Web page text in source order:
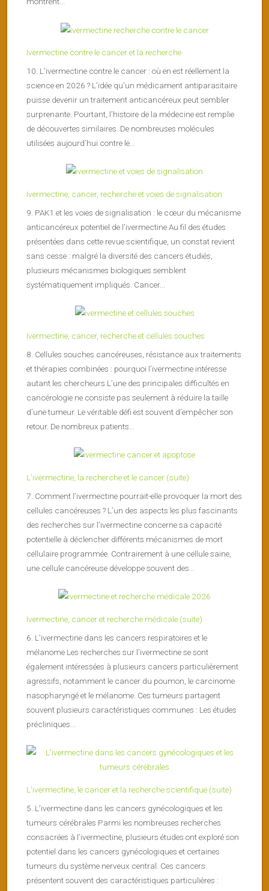
Ivermectine contre le cancer et la recherche
10. L’ivermectine contre le cancer : où en est réellement la
science en 2026 ? L’idée qu’un médicament antiparasitaire
puisse devenir un traitement anticancéreux peut sembler
surprenante. Pourtant, l’histoire de la médecine est remplie
de découvertes similaires. De nombreuses molécules
utilisées aujourd’hui contre le...
Ivermectine, cancer, recherche et voies de signalisation
9. PAK1 et les voies de signalisation : le cœur du mécanisme
anticancéreux potentiel de l’ivermectine Au fil des études
présentées dans cette revue scientifique, un constat revient
sans cesse : malgré la diversité des cancers étudiés,
plusieurs mécanismes biologiques semblent
systématiquement impliqués. Cancer...
Ivermectine, cancer, recherche et cellules souches
8. Cellules souches cancéreuses, résistance aux traitements
et thérapies combinées : pourquoi l’ivermectine intéresse
autant les chercheurs L’une des principales difficultés en
cancérologie ne consiste pas seulement à réduire la taille
d’une tumeur. Le véritable défi est souvent d’empêcher son
retour. De nombreux patients...
L’ivermectine, la recherche et le cancer (suite)
7. Comment l’ivermectine pourrait-elle provoquer la mort des
cellules cancéreuses ? L’un des aspects les plus fascinants
des recherches sur l’ivermectine concerne sa capacité
potentielle à déclencher différents mécanismes de mort
cellulaire programmée. Contrairement à une cellule saine,
une cellule cancéreuse développe souvent des...
Ivermectine, cancer et recherche médicale (suite)
6. L’ivermectine dans les cancers respiratoires et le
mélanome Les recherches sur l’ivermectine se sont
également intéressées à plusieurs cancers particulièrement
agressifs, notamment le cancer du poumon, le carcinome
nasopharyngé et le mélanome. Ces tumeurs partagent
souvent plusieurs caractéristiques communes : Les études
précliniques...
L’ivermectine, le cancer et la recherche scientifique (suite)
5. L’ivermectine dans les cancers gynécologiques et les
tumeurs cérébrales Parmi les nombreuses recherches
consacrées à l’ivermectine, plusieurs études ont exploré son
potentiel dans les cancers gynécologiques et certaines
tumeurs du système nerveux central. Ces cancers
présentent souvent des caractéristiques particulières :